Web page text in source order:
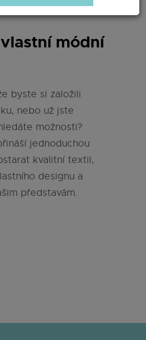
módní
byste si založili
nebo už jste
možnosti?
jednoduchou
kvalitní textil,
designu a
představám.